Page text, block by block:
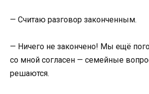
— Считаю разговор законченным.
— Ничего не закончено! Мы ещё
со мной согласен — семейные
решаются.